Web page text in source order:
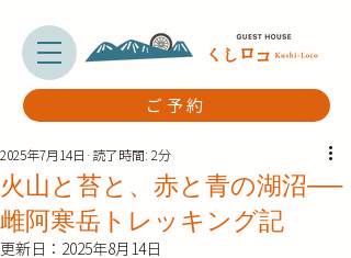
ご予約
火山と苔と、赤と青の湖沼──
雌阿寒岳トレッキング記
2025年7月14日 読了時間: 2分
更新日： 2025年8月14日